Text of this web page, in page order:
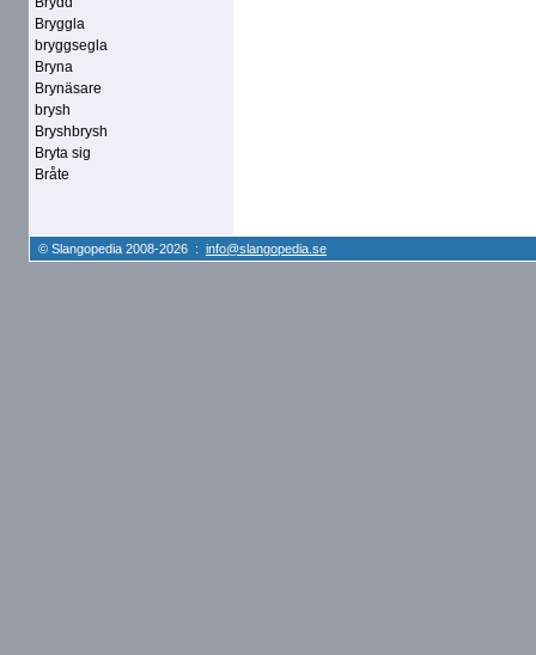
Bryggla
bryggsegla
Bryna
Brynäsare
brysh
Bryshbrysh
Bryta sig
Bråte
© Slangopedia 2008-2026 : info@slangopedia.se